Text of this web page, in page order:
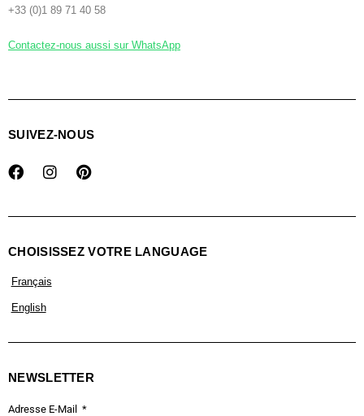
+33 (0)1 89 71 40 58
Contactez-nous aussi sur WhatsApp
SUIVEZ-NOUS
CHOISISSEZ VOTRE LANGUAGE
Français
English
NEWSLETTER
Adresse E-Mail